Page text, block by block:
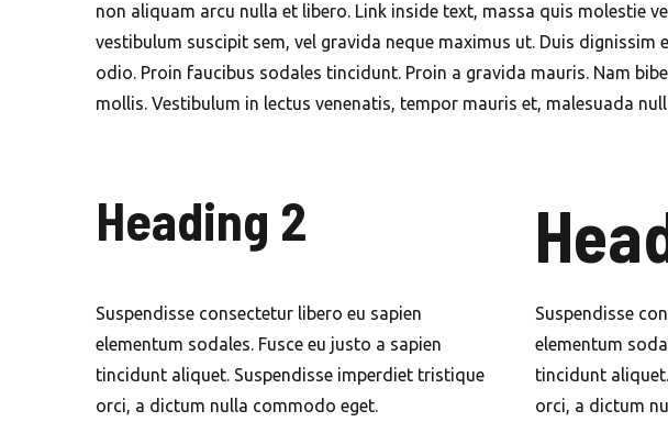
non aliquam arcu nulla et libero. Link inside text, massa quis molestie
vestibulum suscipit sem, vel gravida neque maximus ut. Duis
odio. Proin faucibus sodales tincidunt. Proin a gravida mauris. Nam
mollis. Vestibulum in lectus venenatis, tempor mauris et, malesuada
Heading 2
Suspendisse consectetur libero eu sapien
elementum sodales. Fusce eu justo a sapien
tincidunt aliquet. Suspendisse imperdiet tristique
orci, a dictum nulla commodo eget.
Suspendisse
elementum
tincidunt
orci, a dictum